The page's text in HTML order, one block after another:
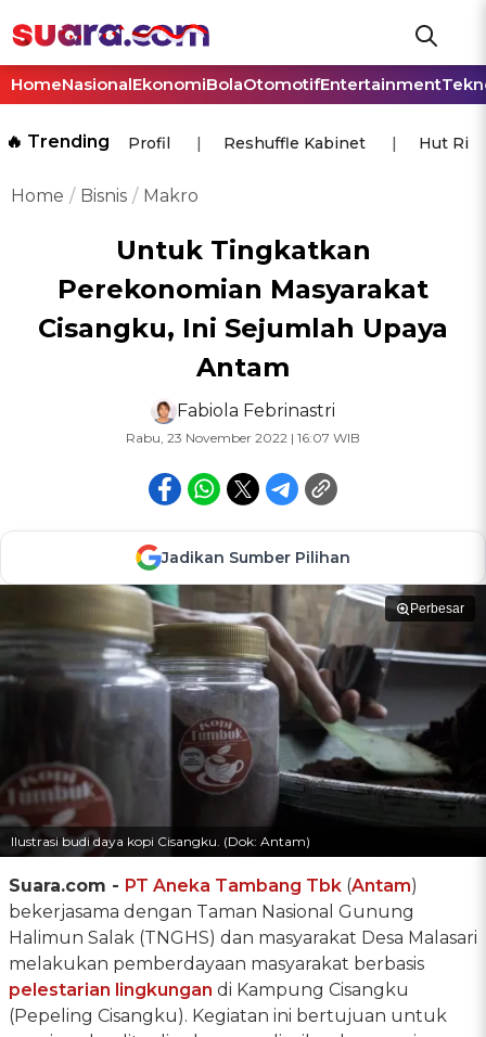
HomeNasionalEkonomiBolaOtomotifEntertainment
🔥 Trending Profil Reshuffle Kabinet Hut Ri
Home Bisnis Makro
Untuk Tingkatkan
Perekonomian Masyarakat
Cisangku, Ini Sejumlah Upaya
Antam
Fabiola Febrinastri
Rabu, 23 November 2022 | 16:07 WIB
Jadikan Sumber Pilihan
Perbesar
Ilustrasi budi daya kopi Cisangku. (Dok: Antam)
Suara.com - PT Aneka Tambang Tbk (Antam)
bekerjasama dengan Taman Nasional Gunung
Halimun Salak (TNGHS) dan masyarakat Desa Malasari
melakukan pemberdayaan masyarakat berbasis
pelestarian lingkungan di Kampung Cisangku
(Pepeling Cisangku). Kegiatan ini bertujuan untuk